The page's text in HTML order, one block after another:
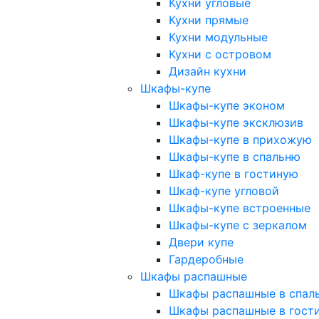
Кухни угловые
Кухни прямые
Кухни модульные
Кухни с островом
Дизайн кухни
Шкафы-купе
Шкафы-купе эконом
Шкафы-купе эксклюзив
Шкафы-купе в прихожую
Шкафы-купе в спальню
Шкаф-купе в гостиную
Шкаф-купе угловой
Шкафы-купе встроенные
Шкафы-купе с зеркалом
Двери купе
Гардеробные
Шкафы распашные
Шкафы распашные в
Шкафы распашные в